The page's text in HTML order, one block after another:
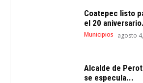
Coatepec listo
el 20
Municipios agosto
Alcalde de
se especula...